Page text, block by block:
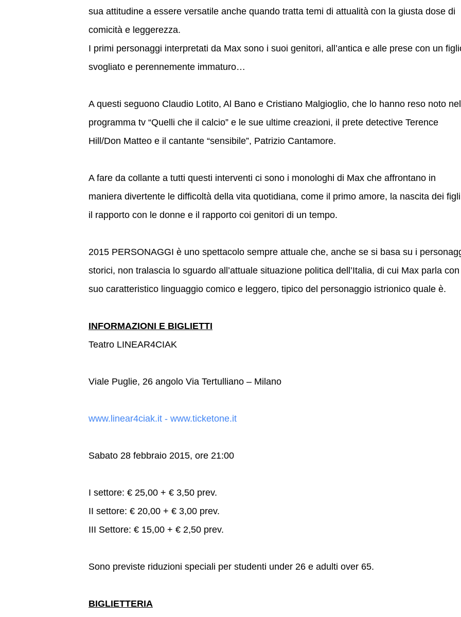
sua attitudine a essere versatile anche quando tratta temi di attualità con la giusta dose di
comicità e leggerezza.
I primi personaggi interpretati da Max sono i suoi genitori, all’antica e alle prese con un
svogliato e perennemente immaturo…
A questi seguono Claudio Lotito, Al Bano e Cristiano Malgioglio, che lo hanno reso noto nel
programma tv “Quelli che il calcio” e le sue ultime creazioni, il prete detective Terence
Hill/Don Matteo e il cantante “sensibile”, Patrizio Cantamore.
A fare da collante a tutti questi interventi ci sono i monologhi di Max che affrontano in
maniera divertente le difficoltà della vita quotidiana, come il primo amore, la nascita dei
il rapporto con le donne e il rapporto coi genitori di un tempo.
2015 PERSONAGGI è uno spettacolo sempre attuale che, anche se si basa su i
storici, non tralascia lo sguardo all’attuale situazione politica dell’Italia, di cui Max parla
suo caratteristico linguaggio comico e leggero, tipico del personaggio istrionico quale è.
INFORMAZIONI E BIGLIETTI
Teatro LINEAR4CIAK
Viale Puglie, 26 angolo Via Tertulliano – Milano
www.linear4ciak.it - www.ticketone.it
Sabato 28 febbraio 2015, ore 21:00
I settore: € 25,00 + € 3,50 prev.
II settore: € 20,00 + € 3,00 prev.
III Settore: € 15,00 + € 2,50 prev.
Sono previste riduzioni speciali per studenti under 26 e adulti over 65.
BIGLIETTERIA